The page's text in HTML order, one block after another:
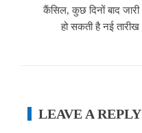
कैंसिल, कुछ दिनों बाद जारी
हो सकती है नई तारीख
LEAVE A REPLY